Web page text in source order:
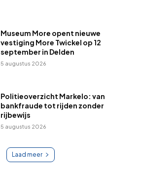
Museum More opent nieuwe
vestiging More Twickel op 12
september in Delden
5 augustus 2026
Politieoverzicht Markelo: van
bankfraude tot rijden zonder
rijbewijs
5 augustus 2026
Laad meer